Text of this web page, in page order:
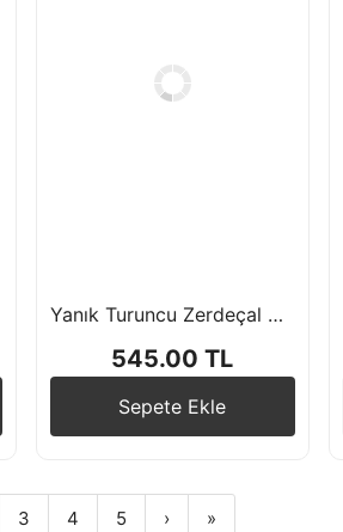
Yanık Turuncu Zerdeçal Retro Kış Yeşili Balon Zincir Seti
545.00 TL
Sepete Ekle
3 4 5 › »